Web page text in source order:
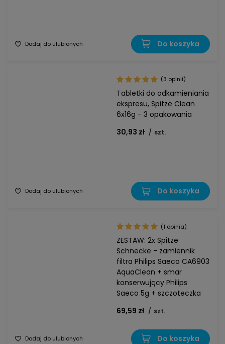
Dodaj do ulubionych Do koszyka
Tabletki do odkamieniania
ekspresu, Spitze Clean
6x16g - 3 opakowania
30,93 zł / szt.
(3 opinii)
Dodaj do ulubionych Do koszyka
ZESTAW: 2x Spitze
Schnecke - zamiennik
filtra Philips Saeco CA6903
AquaClean + smar
konserwujący Philips
Saeco 5g + szczoteczka
69,59 zł / szt.
(1 opinia)
Dodaj do ulubionych Do koszyka